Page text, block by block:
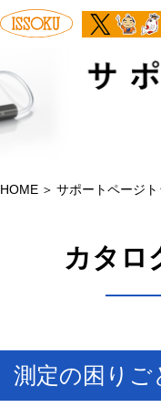
HOME サポートページト
カタロ
測定の困りご